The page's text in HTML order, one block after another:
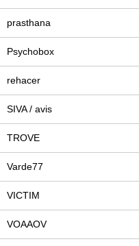
prasthana
Psychobox
rehacer
SIVA / avis
TROVE
Varde77
VICTIM
VOAAOV